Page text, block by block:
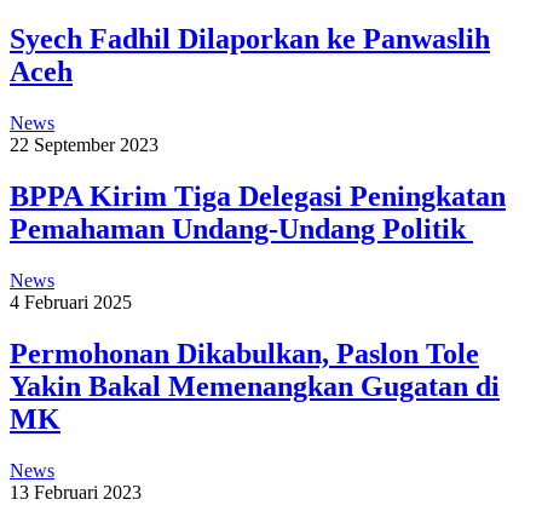
Syech Fadhil Dilaporkan ke Panwaslih
Aceh
News
22 September 2023
BPPA Kirim Tiga Delegasi Peningkatan
Pemahaman Undang-Undang Politik
News
4 Februari 2025
Permohonan Dikabulkan, Paslon Tole
Yakin Bakal Memenangkan Gugatan di
MK
News
13 Februari 2023